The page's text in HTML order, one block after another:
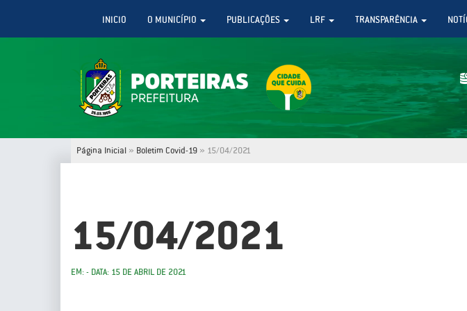
INICIO O MUNICÍPIO PUBLICAÇÕES LRF TRANSPARÊNCIA
Página Inicial » Boletim Covid-19 » 15/04/2021
15/04/2021
EM: - DATA: 15 DE ABRIL DE 2021